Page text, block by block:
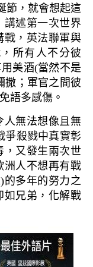
節，就會想起這
講述第一次世界
戰，英法聯軍與
所有人不分彼
美酒(當然不是
撒；軍官之間彼
語多感傷。
人無法想像且無
爭殺戮中真實彰
，又發生兩次世
洲人不想再有戰
的多年的努力之
如兄弟，化解戰